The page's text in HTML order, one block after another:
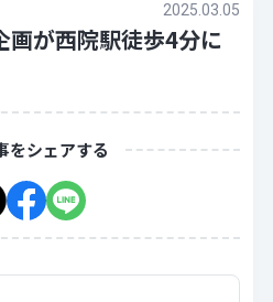
2025.03.05
画が西院駅徒歩4分に
をシェアする